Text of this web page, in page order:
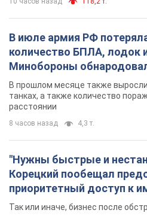
8 часов назад 4,3 т.
"Нужны быстрые и
Корецкий пообещал
приоритетный доступ к
складским помещениям
Так или иначе, бизнес после
4 часа назад